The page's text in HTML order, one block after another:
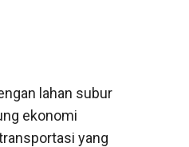
lahan subur
ekonomi
yang